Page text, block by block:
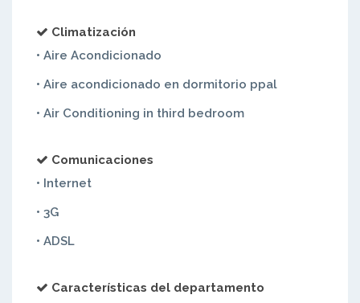
Climatización
• Aire Acondicionado
• Aire acondicionado en dormitorio ppal
• Air Conditioning in third bedroom
Comunicaciones
• Internet
• 3G
• ADSL
Características del departamento